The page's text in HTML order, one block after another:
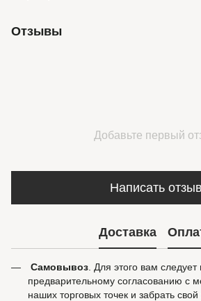
Отзывы
Добавьте первый
Написать отзыв
Доставка
Самовывоз . Для этого вам
предварительному согласованию с
наших торговых точек и забрать свой